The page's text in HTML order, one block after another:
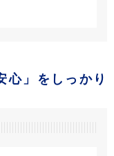
心」をしっかり